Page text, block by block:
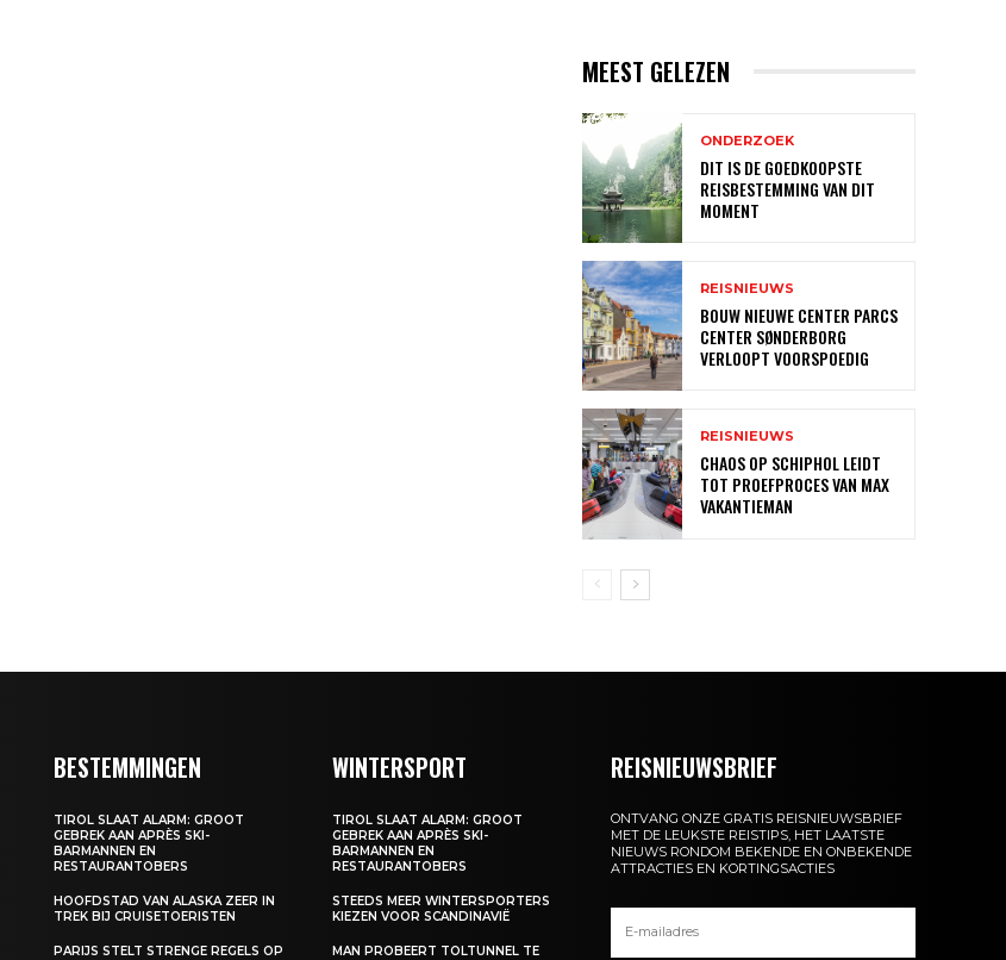
MEEST GELEZEN
ONDERZOEK
DIT IS DE GOEDKOOPSTE
REISBESTEMMING VAN DIT
MOMENT
REISNIEUWS
BOUW NIEUWE CENTER PARCS
CENTER SØNDERBORG
VERLOOPT VOORSPOEDIG
REISNIEUWS
CHAOS OP SCHIPHOL LEIDT
TOT PROEFPROCES VAN MAX
VAKANTIEMAN
BESTEMMINGEN
TIROL SLAAT ALARM: GROOT
GEBREK AAN APRÈS SKI-
BARMANNEN EN
RESTAURANTOBERS
HOOFDSTAD VAN ALASKA ZEER IN
TREK BIJ CRUISETOERISTEN
PARIJS STELT STRENGE REGELS OP
WINTERSPORT
TIROL SLAAT ALARM: GROOT
GEBREK AAN APRÈS SKI-
BARMANNEN EN
RESTAURANTOBERS
STEEDS MEER WINTERSPORTERS
KIEZEN VOOR SCANDINAVIË
MAN PROBEERT TOLTUNNEL TE
REISNIEUWSBRIEF
ONTVANG ONZE GRATIS REISNIEUWSBRIEF
MET DE LEUKSTE REISTIPS, HET LAATSTE
NIEUWS RONDOM BEKENDE EN ONBEKENDE
ATTRACTIES EN KORTINGSACTIES